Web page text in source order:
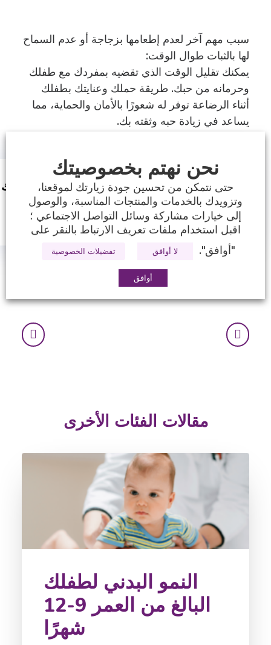
سبب مهم آخر لعدم إطعامها بزجاجة أو عدم السماح
لها بالثبات طوال الوقت:
يمكنك تقليل الوقت الذي تقضيه بمفردك مع طفلك
وحرمانه من حبك. طريقة حملك وعنايتك بطفلك
أثناء الرضاعة توفر له شعورًا بالأمان والحماية، مما
يساعد في زيادة حبه وثقته بك.
إذا وجدت هذه المقالة مفيدة،
Facebook
X
مقالات الفئات الأخرى
النمو البدني لطفلك
البالغ من العمر 9-12
شهرًا
نحن نهتم بخصوصيتك
حتى نتمكن من تحسين جودة زيارتك لموقعنا،
وتزويدك بالخدمات والمنتجات المناسبة، والوصول
إلى خيارات مشاركة وسائل التواصل الاجتماعي ؛
اقبل استخدام ملفات تعريف الارتباط بالنقر على
"أوافق".
لا أوافق تفضيلات الخصوصية
أوافق